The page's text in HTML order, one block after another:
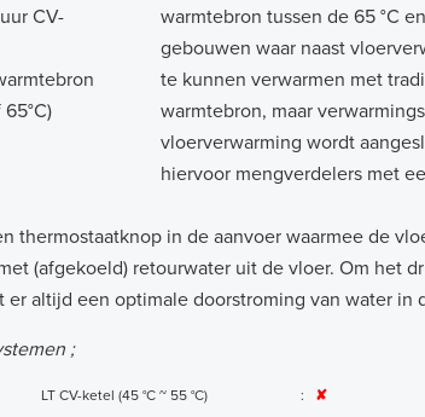
CV-
warmtebron tussen de 65 °C
gebouwen waar naast
te kunnen verwarmen met
warmtebron, maar
vloerverwarming wordt
hiervoor mengverdelers met
thermostaatknop in de aanvoer waarmee de
(afgekoeld) retourwater uit de vloer. Om het
altijd een optimale doorstroming van water in
;
LT CV-ketel (45 °C ~ 55 °C) :
✘